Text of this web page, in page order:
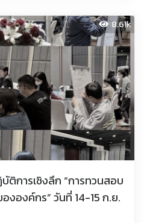
8.61k
ติการเชิงลึก “การทวนสอบ
องค์กร” วันที่ 14-15 ก.ย.